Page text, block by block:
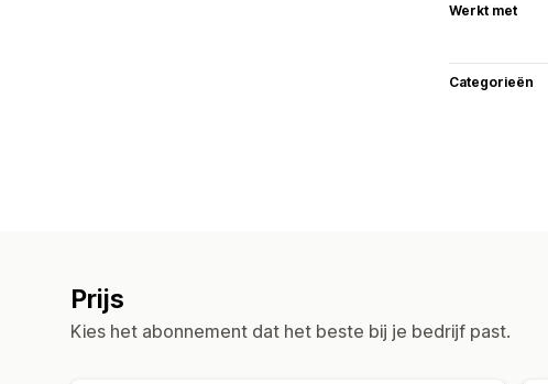
Werkt met
Categorieën
Prijs
Kies het abonnement dat het beste bij je bedrijf past.